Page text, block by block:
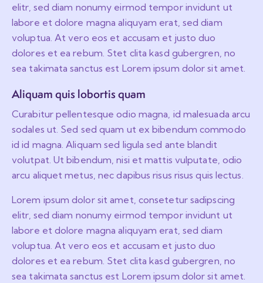
elitr, sed diam nonumy eirmod tempor invidunt ut
labore et dolore magna aliquyam erat, sed diam
voluptua. At vero eos et accusam et justo duo
dolores et ea rebum. Stet clita kasd gubergren, no
sea takimata sanctus est Lorem ipsum dolor sit amet.
Aliquam quis lobortis quam
Curabitur pellentesque odio magna, id malesuada arcu
sodales ut. Sed sed quam ut ex bibendum commodo
id id magna. Aliquam sed ligula sed ante blandit
volutpat. Ut bibendum, nisi et mattis vulputate, odio
arcu aliquet metus, nec dapibus risus risus quis lectus.
Lorem ipsum dolor sit amet, consetetur sadipscing
elitr, sed diam nonumy eirmod tempor invidunt ut
labore et dolore magna aliquyam erat, sed diam
voluptua. At vero eos et accusam et justo duo
dolores et ea rebum. Stet clita kasd gubergren, no
sea takimata sanctus est Lorem ipsum dolor sit amet.